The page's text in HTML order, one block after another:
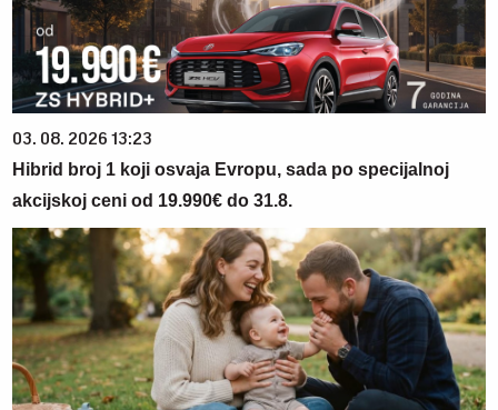
03. 08. 2026 13:23
Hibrid broj 1 koji osvaja Evropu, sada po specijalnoj
akcijskoj ceni od 19.990€ do 31.8.